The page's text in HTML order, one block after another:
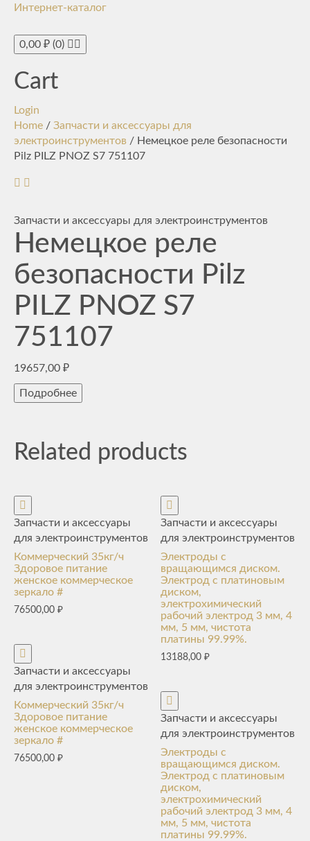
Интернет-каталог
0,00 ₽ (0)
Cart
Login
Home / Запчасти и аксессуары для
электроинструментов / Немецкое реле безопасности
Pilz PILZ PNOZ S7 751107
Запчасти и аксессуары для электроинструментов
Немецкое реле
безопасности Pilz
PILZ PNOZ S7
751107
19657,00 ₽
Подробнее
Related products
Запчасти и аксессуары
для электроинструментов
Коммерческий 35кг/ч
Здоровое питание
женское коммерческое
зеркало #
76500,00 ₽
Запчасти и аксессуары
для электроинструментов
Коммерческий 35кг/ч
Здоровое питание
женское коммерческое
зеркало #
76500,00 ₽
Запчасти и аксессуары
для электроинструментов
Электроды с
вращающимся диском.
Электрод с платиновым
диском,
электрохимический
рабочий электрод 3 мм, 4
мм, 5 мм, чистота
платины 99.99%.
13188,00₽
Запчасти и аксессуары
для электроинструментов
Электроды с
вращающимся диском.
Электрод с платиновым
диском,
электрохимический
рабочий электрод 3 мм, 4
мм, 5 мм, чистота
платины 99.99%.